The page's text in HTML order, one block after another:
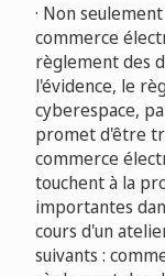
· Non
commerce
règlement des
l'évidence, le
cyberespace,
promet d'être
commerce
touchent à la
importantes
cours d'un
suivants :